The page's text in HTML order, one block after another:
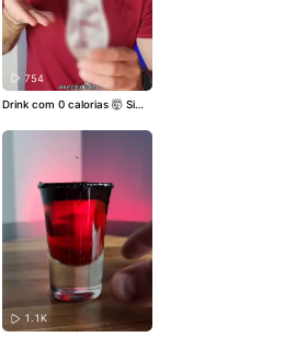
754
Drink com 0 calorias 🤯 Sim,
e! E eu vou te mostrar agor
m pode fazer! 💪
1.1K